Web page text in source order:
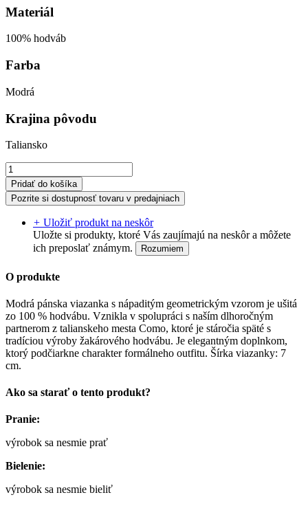
Materiál
100% hodváb
Farba
Modrá
Krajina pôvodu
Taliansko
Pridať do košíka
Pozrite si dostupnosť tovaru v predajniach
+ Uložiť produkt na neskôr
Uložte si produkty, ktoré Vás zaujímajú na neskôr a môžete
ich preposlať známym.
Rozumiem
O produkte
Modrá pánska viazanka s nápaditým geometrickým vzorom je ušitá
zo 100 % hodvábu. Vznikla v spolupráci s naším dlhoročným
partnerom z talianskeho mesta Como, ktoré je stáročia späté s
tradíciou výroby žakárového hodvábu. Je elegantným doplnkom,
ktorý podčiarkne charakter formálneho outfitu. Šírka viazanky: 7
cm.
Ako sa starať o tento produkt?
Pranie:
výrobok sa nesmie prať
Bielenie:
výrobok sa nesmie bieliť